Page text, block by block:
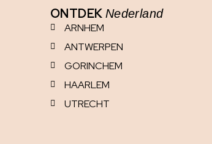
ONTDEK Nederland
ARNHEM
ANTWERPEN
GORINCHEM
HAARLEM
UTRECHT